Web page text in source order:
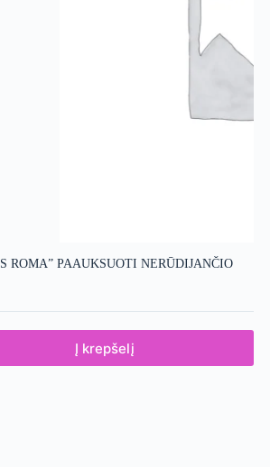
ROMA” PAAUKSUOTI NERŪDIJANČIO
Į krepšelį